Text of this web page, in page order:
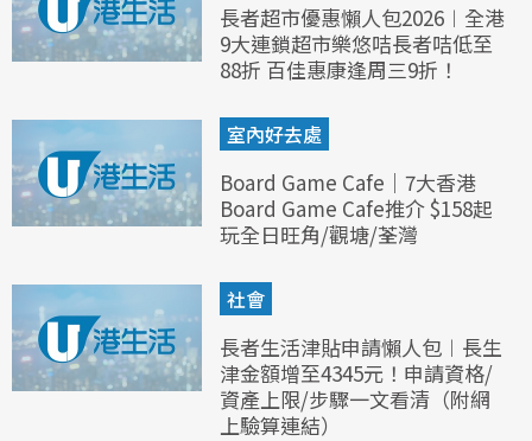
長者超市優惠懶人包2026︱全港
9大連鎖超市樂悠咭長者咭低至
88折 百佳惠康逢周三9折！
室內好去處
Board Game Cafe｜7大香港
Board Game Cafe推介 $158起
玩全日旺角/觀塘/荃灣
社會
長者生活津貼申請懶人包︱長生
津金額增至4345元！申請資格/
資產上限/步驟一文看清（附網
上驗算連結）